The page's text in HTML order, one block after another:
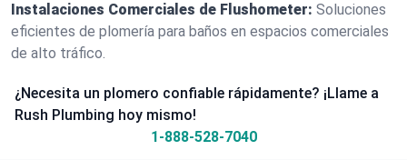
Instalaciones Comerciales de Flushometer: Soluciones
eficientes de plomería para baños en espacios comerciales
de alto tráfico.
¿Necesita un plomero confiable rápidamente? ¡Llame a
Rush Plumbing hoy mismo!
1-888-528-7040